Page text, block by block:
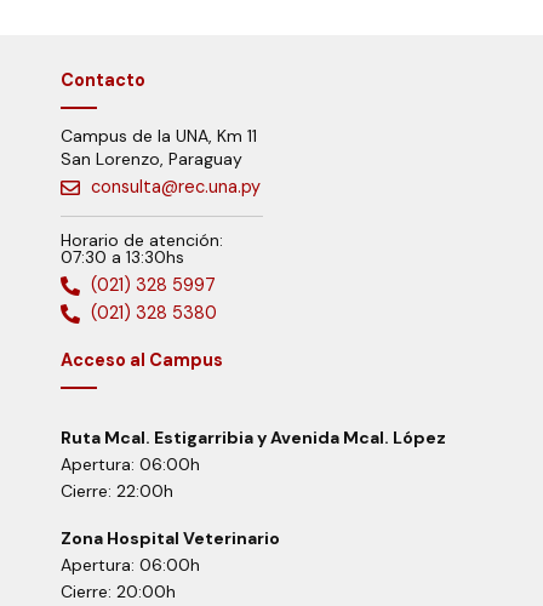
Contacto
Campus de la UNA, Km 11
San Lorenzo, Paraguay
consulta@rec.una.py
Horario de atención:
07:30 a 13:30hs
(021) 328 5997
(021) 328 5380
Acceso al Campus
Ruta Mcal. Estigarribia y Avenida Mcal. López
Apertura: 06:00h
Cierre: 22:00h
Zona Hospital Veterinario
Apertura: 06:00h
Cierre: 20:00h